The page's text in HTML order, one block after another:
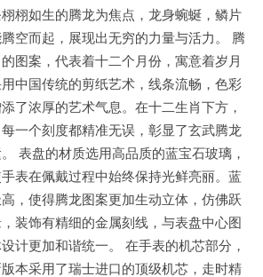
栩如生的腾龙为焦点，龙身蜿蜒，鳞片
空而起，展现出无穷的力量与活力。 腾
图案，代表着十二个月份，寓意着岁月
中国传统的剪纸艺术，线条流畅，色彩
了浓厚的艺术气息。在十二生肖下方，
一个刻度都精准无误，彰显了玄武腾龙
表盘的材质选用高品质的蓝宝石玻璃，
表在佩戴过程中始终保持光鲜亮丽。蓝
，使得腾龙图案更加生动立体，仿佛跃
装饰有精细的金属刻线，与表盘中心图
计更加和谐统一。 在手表的机芯部分，
本采用了瑞士进口的顶级机芯，走时精